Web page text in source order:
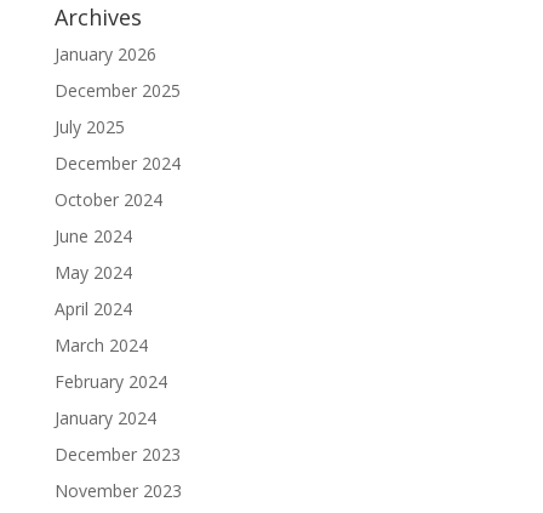
Archives
January 2026
December 2025
July 2025
December 2024
October 2024
June 2024
May 2024
April 2024
March 2024
February 2024
January 2024
December 2023
November 2023